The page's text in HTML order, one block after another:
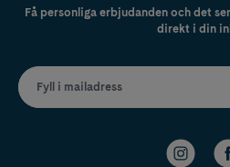
Få personliga erbjudanden och det
direkt i din
Fyll i mailadress